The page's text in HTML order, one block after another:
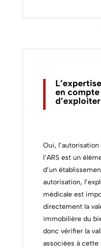
en
Oui,
l’ARS est un
d’un
autorisation,
médicale est
directement la
immobilière du
donc vérifier la
associées à cette